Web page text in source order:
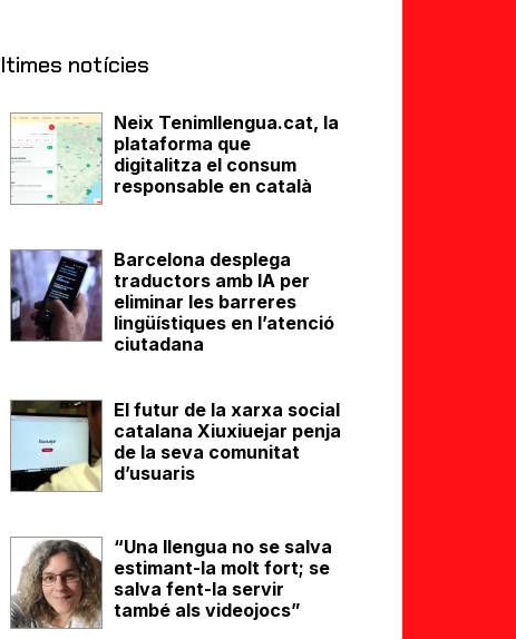
notícies
Neix Tenimllengua.cat, la
plataforma que
digitalitza el consum
responsable en català
Barcelona desplega
traductors amb IA per
eliminar les barreres
lingüístiques en l’atenció
ciutadana
El futur de la xarxa social
catalana Xiuxiuejar penja
de la seva comunitat
d’usuaris
“Una llengua no se salva
estimant-la molt fort; se
salva fent-la servir
també als videojocs”